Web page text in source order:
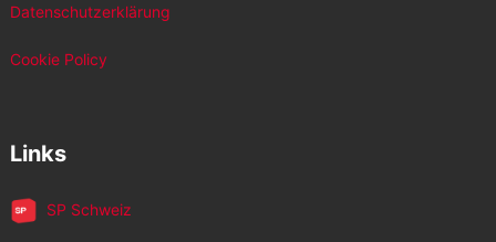
Datenschutzerklärung
Cookie Policy
Links
SP Schweiz